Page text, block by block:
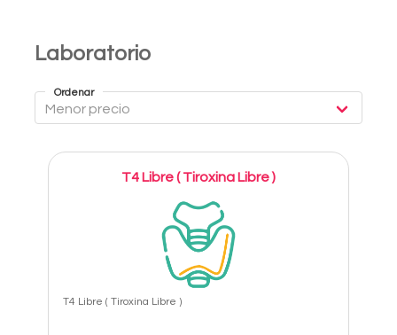
Laboratorio
Ordenar
T4 Libre ( Tiroxina Libre )
T4 Libre ( Tiroxina Libre )